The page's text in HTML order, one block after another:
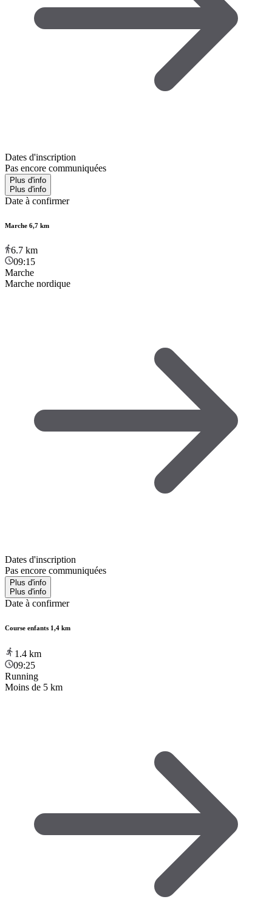
Dates d'inscription
Pas encore communiquées
Plus d'info
Plus d'info
Date à confirmer
Marche 6,7 km
6.7 km
09:15
Marche
Marche nordique
Dates d'inscription
Pas encore communiquées
Plus d'info
Plus d'info
Date à confirmer
Course enfants 1,4 km
1.4 km
09:25
Running
Moins de 5 km